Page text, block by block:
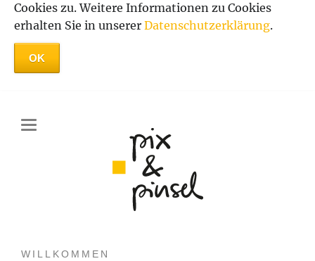
Cookies zu. Weitere Informationen zu Cookies
erhalten Sie in unsererDatenschutzerklärung.
OK
WILLKOMMEN